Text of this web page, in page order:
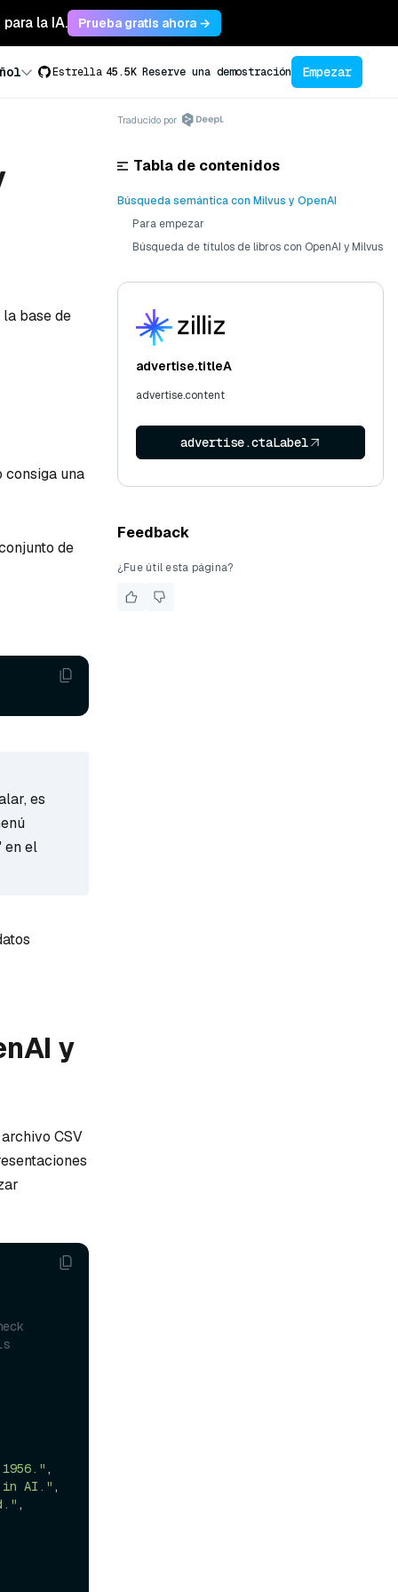
la IA. Prueba gratis ahora →
Estrella 45.5K Reserve una demostración Empezar
base de
consiga una
de
es
en el
y
CSV
,
in AI." ,
,
Traducido por
Tabla de contenidos
Búsqueda semántica con Milvus y OpenAI
Para empezar
Búsqueda de títulos de libros con OpenAI y Milvus
advertise.titleA
advertise.content
advertise.ctaLabel
Feedback
¿Fue útil esta página?